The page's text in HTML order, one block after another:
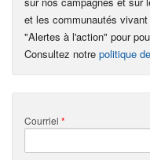
et les communautés
"Alertes à l'action" pour
Consultez notre politique
Courriel *